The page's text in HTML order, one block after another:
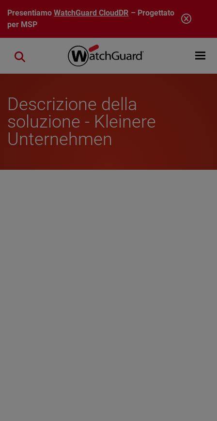
Salta al contenuto principale
PresentiamoWatchGuard CloudDR – Progettato
per MSP
Open
Close search
Descrizione della
soluzione - Kleinere
Unternehmen